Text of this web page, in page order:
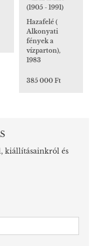
(1905 - 1991)
Hazafelé (
Alkonyati
fények a
vízparton),
1983
385 000 Ft
kiállításainkról és